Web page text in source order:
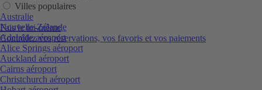
Fais le toi-même
Contrôlez vos réservations, vos favoris et vos paiements
Villes populaires
Australie
Nouvelle-Zélande
Adelaide aéroport
Alice Springs aéroport
Auckland aéroport
Cairns aéroport
Christchurch aéroport